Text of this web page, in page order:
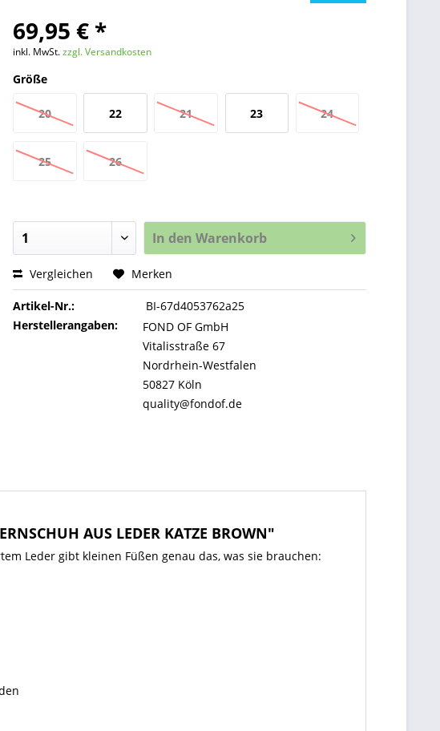
69,95 € *
inkl. MwSt.zzgl. Versandkosten
Größe
20 22 21 23 24
25 26
In den Warenkorb
Vergleichen Merken
Artikel-Nr.:
BI-67d4053762a25
Herstellerangaben:
FOND OF GmbH
Vitalisstraße 67
Nordrhein-Westfalen
50827 Köln
quality@fondof.de
AUS LEDER KATZE BROWN"
Leder gibt kleinen Füßen genau das, was sie brauchen: